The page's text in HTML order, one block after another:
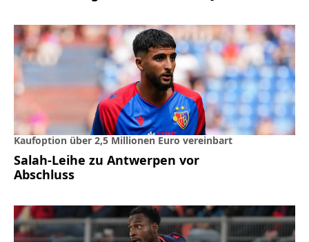
Kaufoption über 2,5 Millionen Euro vereinbart
Salah-Leihe zu Antwerpen vor
Abschluss